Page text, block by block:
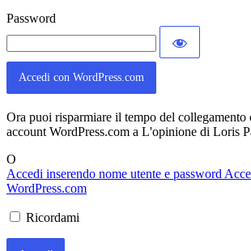
Password
Accedi con WordPress.com
Ora puoi risparmiare il tempo del collegamento
account WordPress.com a L'opinione di Loris
O
Accedi inserendo nome utente e password
WordPress.com
Ricordami